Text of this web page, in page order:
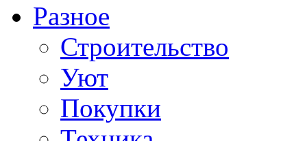
Разное
Строительство
Уют
Покупки